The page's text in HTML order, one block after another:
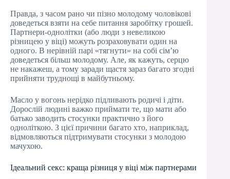
Правда, з часом рано чи пізно молодому чоловікові
доведеться взяти на себе питання заробітку грошей.
Партнери-однолітки (або люди з невеликою
різницею у віці) можуть розраховувати один на
одного. В нерівній парі «тягнути» на собі сім’ю
доведеться більш молодому. Але, як кажуть, серцю
не накажеш, а тому заради щастя зараз багато згодні
прийняти труднощі в майбутньому.
Масло у вогонь нерідко підливають родичі і діти.
Дорослій людині важко приймати те, що мати або
батько заводить стосунки практично з його
одноліткою. З цієї причини багато хто, наприклад,
відмовляються підтримувати стосунки з молодою
мачухою.
Ідеальний секс: краща різниця у віці між партнерами